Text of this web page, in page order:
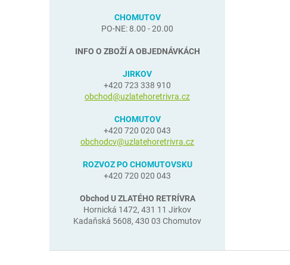
CHOMUTOV
PO-NE: 8.00 - 20.00
INFO O ZBOŽÍ A OBJEDNÁVKÁCH
JIRKOV
+420 723 338 910
obchod@uzlatehoretrivra.cz
CHOMUTOV
+420 720 020 043
obchodcv@uzlatehoretrivra.cz
ROZVOZ PO CHOMUTOVSKU
+420 720 020 043
Obchod U ZLATÉHO RETRÍVRA
Hornická 1472, 431 11 Jirkov
Kadaňská 5608, 430 03 Chomutov